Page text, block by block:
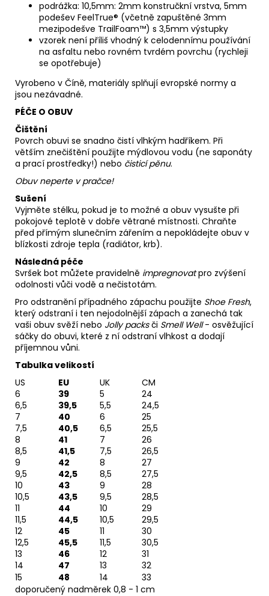
podrážka: 10,5mm: 2mm konstručkní vrstva, 5mm
podešev FeelTrue® (včetně zapuštěné 3mm
mezipodešve TrailFoam™) s 3,5mm výstupky
vzorek není příliš vhodný k celodennímu používání
na asfaltu nebo rovném tvrdém povrchu (rychleji
se opotřebuje)
Vyrobeno v Číně, materiály splňují evropské normy a
jsou nezávadné.
PÉČE O OBUV
Čištění
Povrch obuvi se snadno čistí vlhkým hadříkem. Při
větším znečištění použijte mýdlovou vodu (ne saponáty
a prací prostředky!) nebo čisticí pěnu.
Obuv neperte v pračce!
Sušení
Vyjměte stélku, pokud je to možné a obuv vysušte při
pokojové teplotě v dobře větrané místnosti. Chraňte
před přímým slunečním zářením a nepokládejte obuv v
blízkosti zdroje tepla (radiátor, krb).
Následná péče
Svršek bot můžete pravidelně impregnovatpro zvýšení
odolnosti vůči vodě a nečistotám.
Pro odstranění případného zápachu použijte Shoe Fresh,
který odstraní i ten nejodolnější zápach a zanechá tak
vaši obuv svěží nebo Jolly packs či Smell Well- osvěžující
sáčky do obuvi, které z ní odstraní vlhkost a dodají
příjemnou vůni.
Tabulka velikostí
US
EU UK
CM
6
39 5
24
6,5
39,5 5,5
24,5
7
40 6
25
7,5
40,5 6,5
25,5
8
41 7
26
8,5
41,5 7,5
26,5
9
42 8
27
9,5
42,5 8,5
27,5
10
43 9
28
10,5
43,5 9,5
28,5
11
44 10
29
11,5
44,5 10,5
29,5
12
45 11
30
12,5
45,5 11,5
30,5
13
46 12
31
14
47 13
32
15
48 14
33
doporučený nadměrek 0,8 - 1 cm